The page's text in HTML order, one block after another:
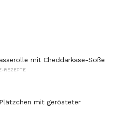
mit Cheddarkäse-Soße
REZEPTE
mit gerösteter